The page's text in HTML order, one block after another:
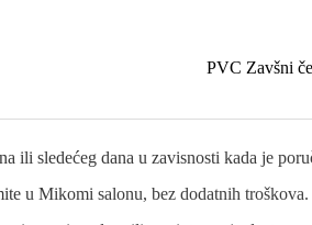
PVC Zavšni
ili sledećeg dana u zavisnosti kada je
u Mikomi salonu, bez dodatnih